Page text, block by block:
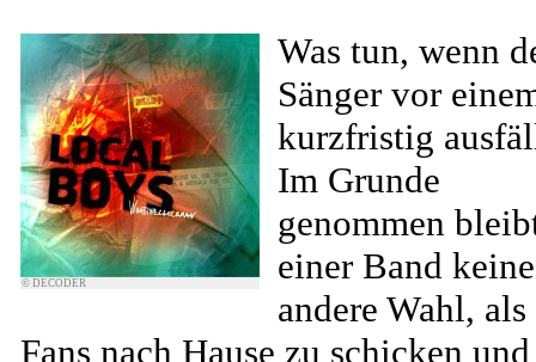
© DECODER
Was tun, wenn
Sänger vor
kurzfristig
Im Grunde
genommen
einer Band keine
andere Wahl,
Fans nach Hause zu schicken